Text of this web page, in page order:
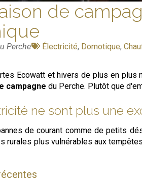
de
Perche
Tags
Électricité, Domotique,
Ecowatt et hivers de plus en plus
campagne du Perche. Plutôt que
ne sont plus une
de courant comme de petits
rurales plus vulnérables aux